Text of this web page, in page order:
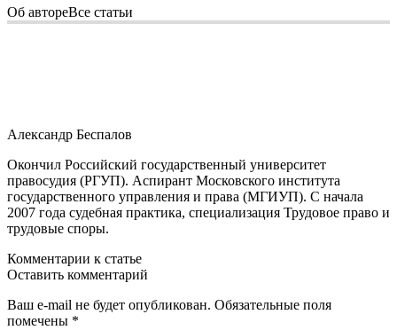
Об автореВсе статьи
Александр Беспалов
Окончил Российский государственный университет
правосудия (РГУП). Аспирант Московского института
государственного управления и права (МГИУП). С начала
2007 года судебная практика, специализация Трудовое право и
трудовые споры.
Комментарии к статье
Оставить комментарий
Ваш e-mail не будет опубликован. Обязательные поля
помечены *